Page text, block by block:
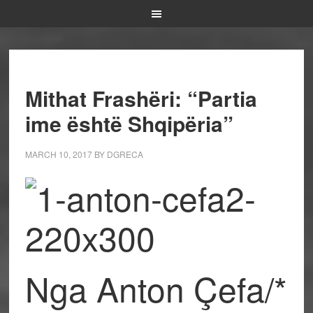
Mithat Frashëri: “Partia
ime është Shqipëria”
MARCH 10, 2017BY DGRECA
Nga Anton Çefa/*